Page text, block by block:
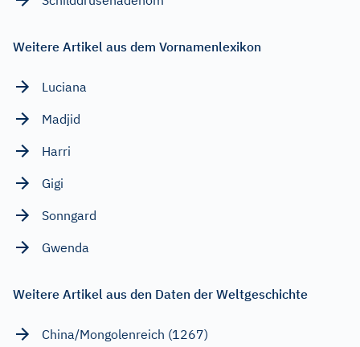
Weitere Artikel aus dem Vornamenlexikon
Luciana
Madjid
Harri
Gigi
Sonngard
Gwenda
Weitere Artikel aus den Daten der Weltgeschichte
China/Mongolenreich (1267)